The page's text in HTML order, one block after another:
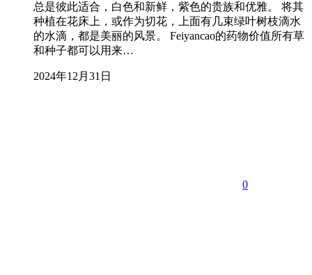
总是彼此适合，白色和新鲜，紫色的贵族和优雅。 将其
种植在花床上，或作为切花，上面有几束绿叶树枝滴水
的水滴，都是美丽的风景。 Feiyancao的药物价值所有草
和种子都可以用来…
2024年12月31日
0